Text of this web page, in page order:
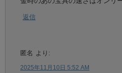
返信
匿名 より:
2025年11月10日 5:52 AM